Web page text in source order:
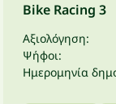
Bike Racing 3
Αξιολόγηση:
Ψήφοι:
Ημερομηνία